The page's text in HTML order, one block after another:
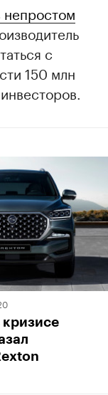
непростом
с
150 млн